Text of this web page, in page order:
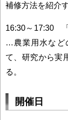
補修方法を紹介す
16:30～17:30
…農業用水など
て、研究から実
る。
開催日